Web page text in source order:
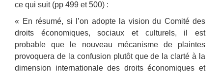
ce qui suit (pp 499 et 500) :
« En résumé, si l’on adopte la vision du Comité des
droits économiques, sociaux et culturels, il est
probable que le nouveau mécanisme de plaintes
provoquera de la confusion plutôt que de la clarté à la
dimension internationale des droits économiques et